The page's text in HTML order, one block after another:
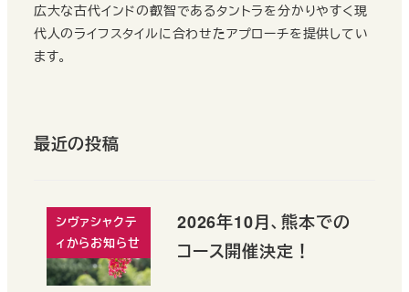
広大な古代インドの叡智であるタントラを分かりやすく現
代人のライフスタイルに合わせたアプローチを提供してい
ます。
最近の投稿
シヴァシャクテ
ィからお知らせ
2026年10月、熊本での
コース開催決定！